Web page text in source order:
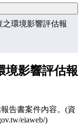
環境影響評估報
境影響評估報
告書案件內容。(資
eiaweb/)